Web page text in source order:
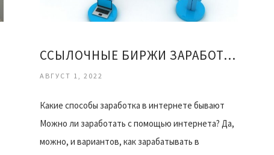
ССЫЛОЧНЫЕ БИРЖИ ЗАРАБОТАТЬ
АВГУСТ 1, 2022
Какие способы заработка в интернете бывают
Можно ли заработать с помощью интернета? Да,
можно, и вариантов, как зарабатывать в